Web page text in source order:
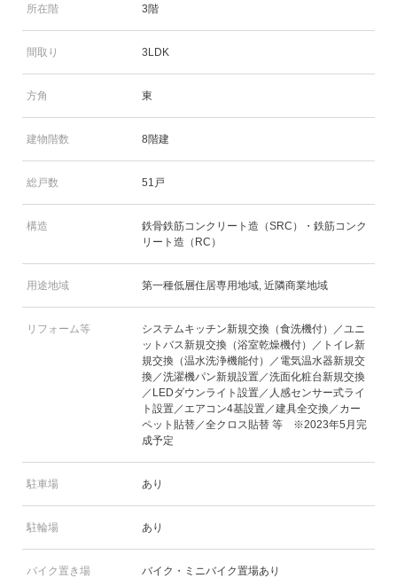
所在階 3階
間取り 3LDK
方角 東
建物階数 8階建
総戸数 51戸
構造
鉄骨鉄筋コンクリート造（SRC）・鉄筋コンク
リート造（RC）
用途地域 第一種低層住居専用地域, 近隣商業地域
リフォーム等
システムキッチン新規交換（食洗機付）／ユニ
ットバス新規交換（浴室乾燥機付）／トイレ新
規交換（温水洗浄機能付）／電気温水器新規交
換／洗濯機パン新規設置／洗面化粧台新規交換
／LEDダウンライト設置／人感センサー式ライ
ト設置／エアコン4基設置／建具全交換／カー
ペット貼替／全クロス貼替 等 ※2023年5月完
成予定
駐車場 あり
駐輪場 あり
バイク置き場 バイク・ミニバイク置場あり